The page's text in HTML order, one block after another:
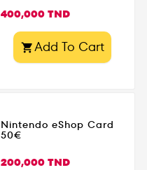
Prix
400,000 TND
Add To Cart
Nintendo eShop Card
50€
Prix
200,000 TND